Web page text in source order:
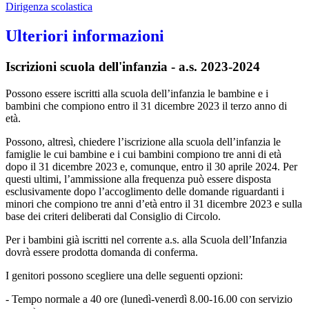
Dirigenza scolastica
Ulteriori informazioni
Iscrizioni scuola dell'infanzia - a.s. 2023-2024
Possono essere iscritti alla scuola dell’infanzia le bambine e i
bambini che compiono entro il 31 dicembre 2023 il terzo anno di
età.
Possono, altresì, chiedere l’iscrizione alla scuola dell’infanzia le
famiglie le cui bambine e i cui bambini compiono tre anni di età
dopo il 31 dicembre 2023 e, comunque, entro il 30 aprile 2024. Per
questi ultimi, l’ammissione alla frequenza può essere disposta
esclusivamente dopo l’accoglimento delle domande riguardanti i
minori che compiono tre anni d’età entro il 31 dicembre 2023 e sulla
base dei criteri deliberati dal Consiglio di Circolo.
Per i bambini già iscritti nel corrente a.s. alla Scuola dell’Infanzia
dovrà essere prodotta domanda di conferma.
I genitori possono scegliere una delle seguenti opzioni:
- Tempo normale a 40 ore (lunedì-venerdì 8.00-16.00 con servizio